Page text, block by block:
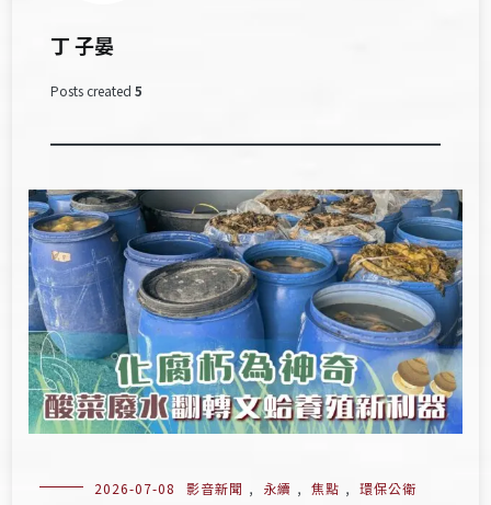
丁 子晏
Posts created 5
2026-07-08 影音新聞 , 永續 , 焦點 , 環保公衛